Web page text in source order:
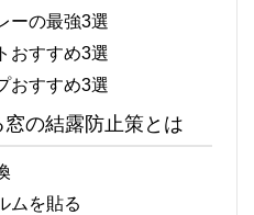
ーの最強3選
おすすめ3選
おすすめ3選
の結露防止策とは
ムを貼る